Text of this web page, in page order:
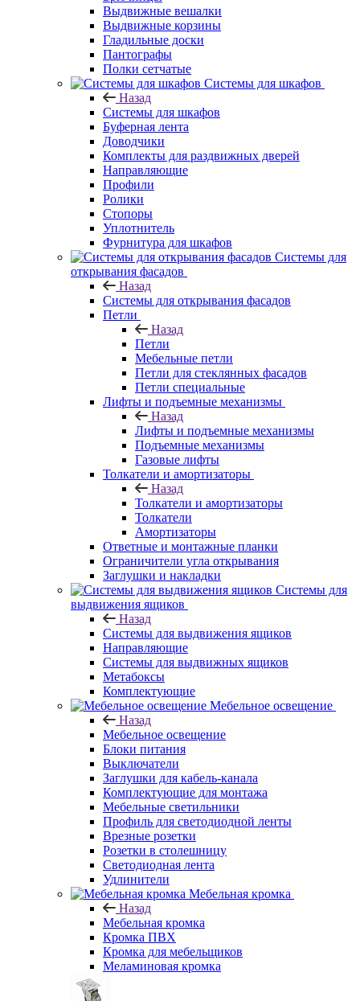
Выдвижные вешалки
Выдвижные корзины
Гладильные доски
Пантографы
Полки сетчатые
Системы для шкафов
Назад
Системы для шкафов
Буферная лента
Доводчики
Комплекты для раздвижных дверей
Направляющие
Профили
Ролики
Стопоры
Уплотнитель
Фурнитура для шкафов
Системы для
открывания фасадов
Назад
Системы для открывания фасадов
Петли
Назад
Петли
Мебельные петли
Петли для стеклянных фасадов
Петли специальные
Лифты и подъемные механизмы
Назад
Лифты и подъемные механизмы
Подъемные механизмы
Газовые лифты
Толкатели и амортизаторы
Назад
Толкатели и амортизаторы
Толкатели
Амортизаторы
Ответные и монтажные планки
Ограничители угла открывания
Заглушки и накладки
Системы для
выдвижения ящиков
Назад
Системы для выдвижения ящиков
Направляющие
Системы для выдвижных ящиков
Метабоксы
Комплектующие
Мебельное освещение
Назад
Мебельное освещение
Блоки питания
Выключатели
Заглушки для кабель-канала
Комплектующие для монтажа
Мебельные светильники
Профиль для светодиодной ленты
Врезные розетки
Розетки в столешницу
Светодиодная лента
Удлинители
Мебельная кромка
Назад
Мебельная кромка
Кромка ПВХ
Кромка для мебельщиков
Меламиновая кромка